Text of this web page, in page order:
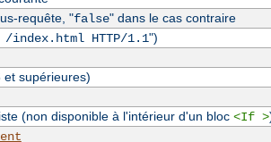
requête, "false" dans le cas contraire
/index.html HTTP/1.1")
et supérieures)
(non disponible à l'intérieur d'un bloc <If >